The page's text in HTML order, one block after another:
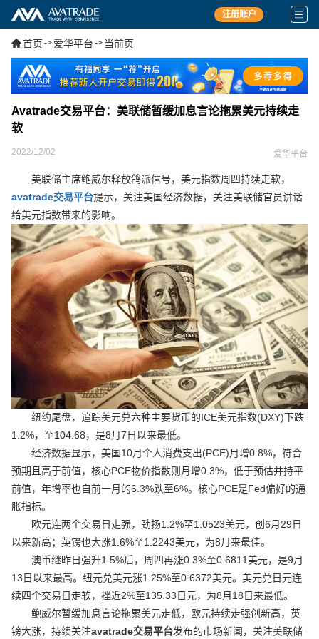
注册账户
首页 -> 爱华平台 -> 当前页
Avatrade交易平台：美联储暂缓加息言论拖累美元持续走
软
2022/12/02 爱华平台
美联储主席鲍威尔释放鸽派信号，美元指数周四持续走软，
avatrade交易平台提示，关注美国经济数据，关注美联储官员讲话
给美元指数带来的影响。
纽约尾盘，追踪美元兑六种主要货币的ICE美元指数(DXY)下跌
1.2%，至104.68，是8月7日以来最低。
经济数据显示，美国10月个人消费支出(PCE)月增0.8%，符合
预期且高于前值，核心PCE物价指数则月增0.3%，低于预估并持平
前值，年增率也自前一月的6.3%跌至6%。核心PCE是Fed偏好的通
胀指标。
欧元连两个交易日走强，劲扬1.2%至1.0523美元，创6月29日
以来新高；英镑也大涨1.6%至1.2243美元，为8月来最佳。
澳币继昨日强升1.5%后，周四再涨0.3%至0.6811美元，是9月
13日以来最高。纽元兑美元涨1.25%至0.6372美元。美元兑日元连
续四个交易日走软，挫近2%至135.33日元，为8月18日来最低。
鲍威尔暂缓加息言论拖累美元走低，欧元持续走强创新高，英
镑大涨，持续关注avatrade交易平台发布的市场新闻，关注美联储